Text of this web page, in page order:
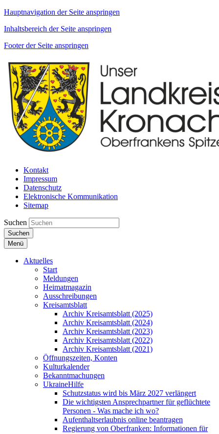
Hauptnavigation der Seite anspringen
Inhaltsbereich der Seite anspringen
Footer der Seite anspringen
Kontakt
Impressum
Datenschutz
Elektronische Kommunikation
Sitemap
Suchen
Suchen
Menü
Aktuelles
Start
Meldungen
Heimatmagazin
Ausschreibungen
Kreisamtsblatt
Archiv Kreisamtsblatt (2025)
Archiv Kreisamtsblatt (2024)
Archiv Kreisamtsblatt (2023)
Archiv Kreisamtsblatt (2022)
Archiv Kreisamtsblatt (2021)
Öffnungszeiten, Konten
Kulturkalender
Bekanntmachungen
UkraineHilfe
Schutzstatus wird bis März 2027 verlängert
Die wichtigsten Ansprechpartner für geflüchtete
Personen - Was mache ich wo?
Aufenthaltserlaubnis online beantragen
Regierung von Oberfranken: Informationen für